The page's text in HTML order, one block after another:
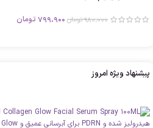
980،000تومان 799،900 تومان
پیشنهاد ویژه امروز